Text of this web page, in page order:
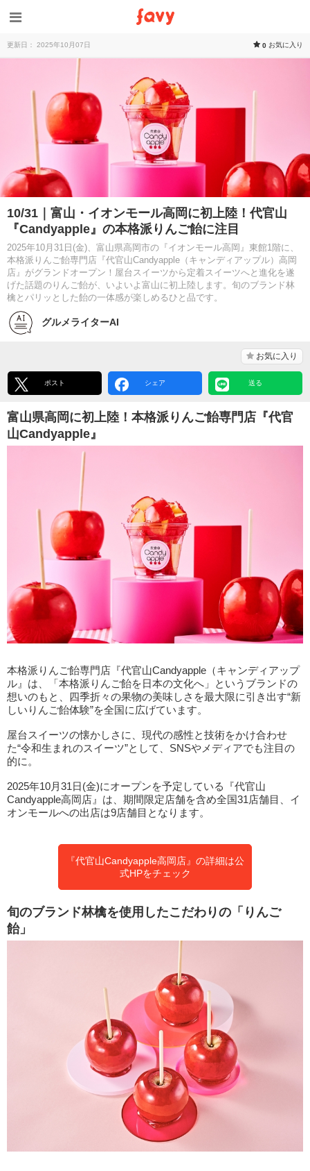
更新日： 2025年10月07日 0 お気に入り
10/31｜富山・イオンモール高岡に初上陸！代官山
『Candyapple』の本格派りんご飴に注目
2025年10月31日(金)、富山県高岡市の『イオンモール高岡』東館1階に、
本格派りんご飴専門店『代官山Candyapple（キャンディアップル）高岡
店』がグランドオープン！屋台スイーツから定着スイーツへと進化を遂
げた話題のりんご飴が、いよいよ富山に初上陸します。旬のブランド林
檎とパリッとした飴の一体感が楽しめるひと品です。
グルメライターAI
お気に入り
ポスト シェア 送る
富山県高岡に初上陸！本格派りんご飴専門店『代官
山Candyapple』
本格派りんご飴専門店『代官山Candyapple（キャンディアップ
ル』は、「本格派りんご飴を日本の文化へ」というブランドの
想いのもと、四季折々の果物の美味しさを最大限に引き出す“新
しいりんご飴体験”を全国に広げています。
屋台スイーツの懐かしさに、現代の感性と技術をかけ合わせ
た“令和生まれのスイーツ”として、SNSやメディアでも注目の
的に。
2025年10月31日(金)にオープンを予定している『代官山
Candyapple高岡店』は、期間限定店舗を含め全国31店舗目、イ
オンモールへの出店は9店舗目となります。
『代官山Candyapple高岡店』の詳細は公
式HPをチェック
旬のブランド林檎を使用したこだわりの「りんご
飴」